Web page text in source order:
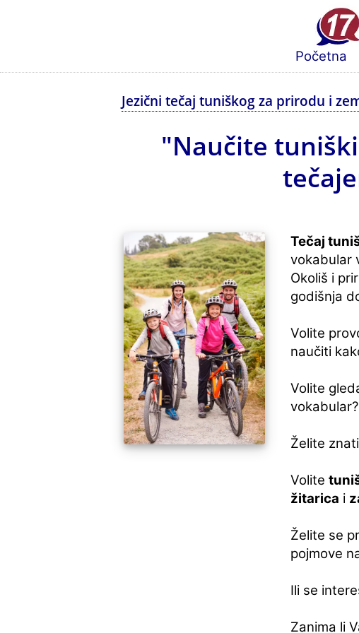
Početna
Jezični tečaj tuniškog za prirodu i
"Naučite
Tečaj
vokabular
Okoliš i
godišnja
Volite
naučiti
Volite
vokabular?
Želite
Volite
žitarica i
Želite se
pojmove
Ili se
Zanima li